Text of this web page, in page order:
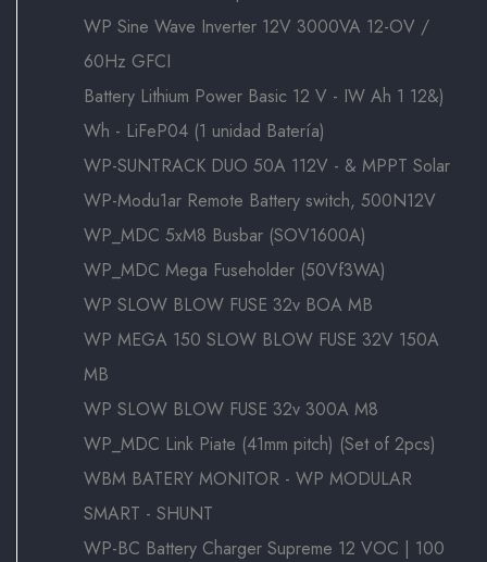
WP Sine Wave Inverter 12V 3000VA 12-OV /
60Hz GFCI
Battery Lithium Power Basic 12 V - IW Ah 1 12&)
Wh - LiFeP04 (1 unidad Batería)
WP-SUNTRACK DUO 50A 112V - & MPPT Solar
WP-Modu1ar Remote Battery switch, 500N12V
WP_MDC 5xM8 Busbar (SOV1600A)
WP_MDC Mega Fuseholder (50Vf3WA)
WP SLOW BLOW FUSE 32v BOA MB
WP MEGA 150 SLOW BLOW FUSE 32V 150A
MB
WP SLOW BLOW FUSE 32v 300A M8
WP_MDC Link Piate (41mm pitch) (Set of 2pcs)
WBM BATERY MONITOR - WP MODULAR
SMART - SHUNT
WP-BC Battery Charger Supreme 12 VOC | 100